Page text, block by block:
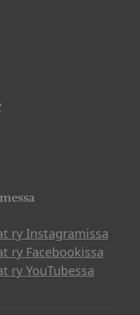
ry Instagramissa
ry Facebookissa
ry YouTubessa